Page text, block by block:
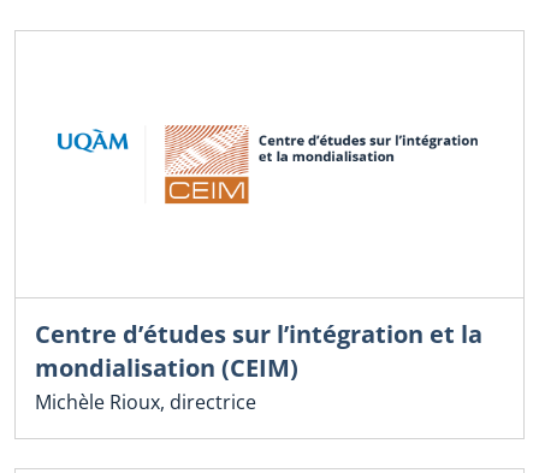
Centre d’études sur l’intégration et la
mondialisation (CEIM)
Michèle Rioux, directrice